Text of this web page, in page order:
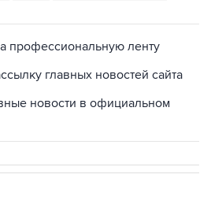
профессиональную ленту
главных новостей сайта
новости в официальном